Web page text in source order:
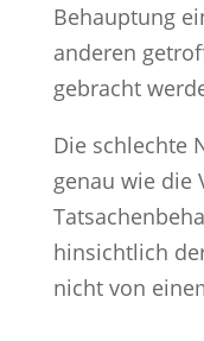
Behauptung
anderen
gebracht
Die schlechte
genau wie die
hinsichtlich
nicht von